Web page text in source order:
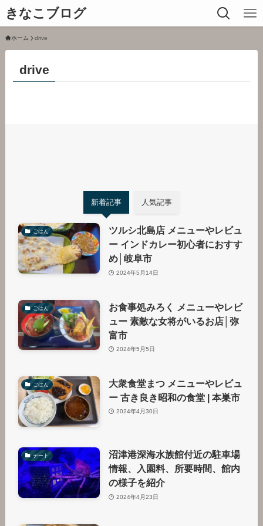
きなこブログ
ホーム drive
drive
新着記事 人気記事
ごはん
ツルシ北島店 メニューやレビュ
ー インドカレー初心者におすす
め│岐阜市
2024年5月14日
ごはん
お食事処みろく メニューやレビ
ュー 素敵な女将がいるお店│弥
富市
2024年5月5日
ごはん
大衆食堂まつ メニューやレビュ
ー 古き良き昭和の食堂 | 本巣市
2024年4月30日
デート
沼津港深海水族館付近の駐車場
情報、入園料、所要時間、館内
の様子を紹介
2024年4月23日